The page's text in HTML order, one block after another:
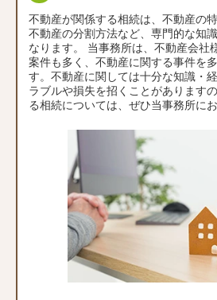
不動産が関係する相続は、不動産の
不動産の分割方法など、専門的な知
なります。 当事務所は、不動産会社
案件も多く、不動産に関する事件を
す。不動産に関しては十分な知識・
ラブルや損失を招くことがあります
る相続については、ぜひ当事務所に